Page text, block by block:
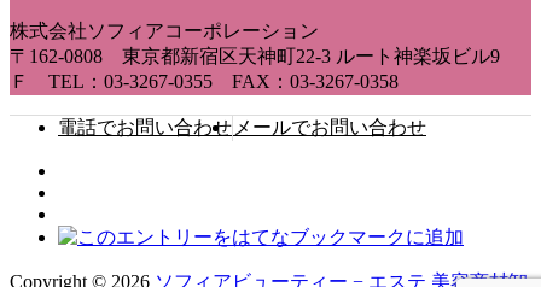
株式会社ソフィアコーポレーション
〒162-0808 東京都新宿区天神町22-3 ルート神楽坂ビル9
Ｆ TEL：03-3267-0355 FAX：03-3267-0358
電話でお問い合わせ メールでお問い合わせ
Copyright © 2026 ソフィアビューティー − エステ 美容商材卸